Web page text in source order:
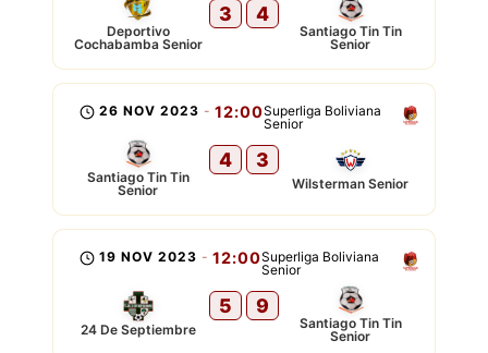
Deportivo
Cochabamba Senior
3 4
Santiago Tin Tin
Senior
Superliga Boliviana
Senior
26 NOV 2023 - 12:00
Santiago Tin Tin
Senior
4 3
Wilsterman Senior
Superliga Boliviana
Senior
19 NOV 2023 - 12:00
24 De Septiembre
5 9
Santiago Tin Tin
Senior